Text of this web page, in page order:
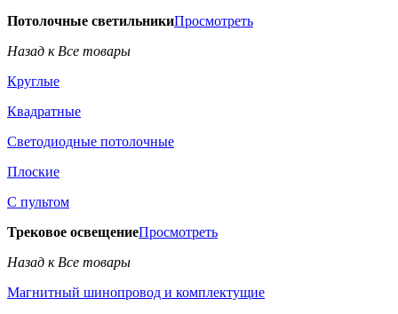
Потолочные светильникиПросмотреть
Назад к Все товары
Круглые
Квадратные
Светодиодные потолочные
Плоские
С пультом
Трековое освещениеПросмотреть
Назад к Все товары
Магнитный шинопровод и комплектущие